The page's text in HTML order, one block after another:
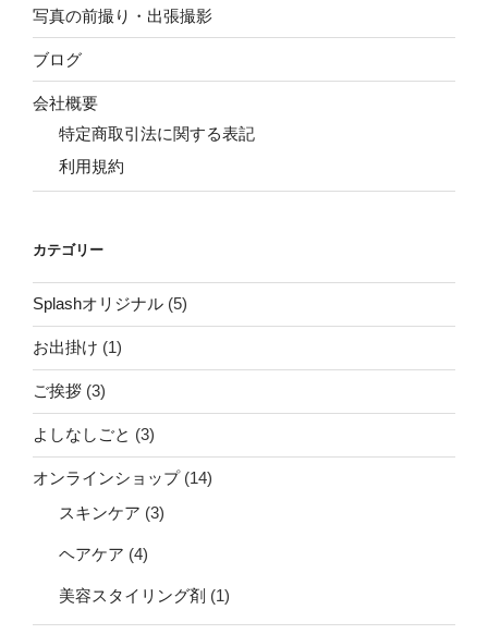
写真の前撮り・出張撮影
ブログ
会社概要
特定商取引法に関する表記
利用規約
カテゴリー
Splashオリジナル (5)
お出掛け (1)
ご挨拶 (3)
よしなしごと (3)
オンラインショップ(14)
スキンケア (3)
ヘアケア (4)
美容スタイリング剤 (1)